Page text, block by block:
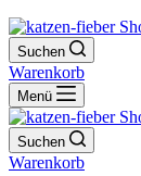
Suchen
Warenkorb
Menü
Suchen
Warenkorb